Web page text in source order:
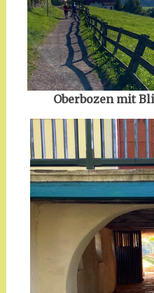
Oberbozen mit